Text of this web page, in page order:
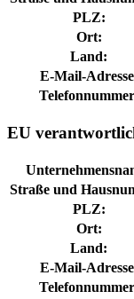
PLZ:
Ort:
Land:
E-Mail-
EU
Straße und
PLZ:
Ort:
Land:
E-Mail-